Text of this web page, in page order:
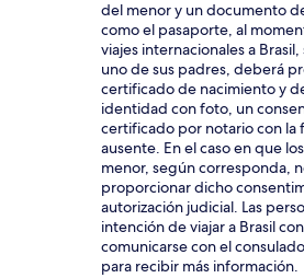
del menor y un documento
como el pasaporte, al
viajes internacionales a
uno de sus padres, deberá
certificado de nacimiento y
identidad con foto, un
certificado por notario con
ausente. En el caso en que
menor, según corresponda,
proporcionar dicho
autorización judicial. Las
intención de viajar a Brasil
comunicarse con el
para recibir más información.